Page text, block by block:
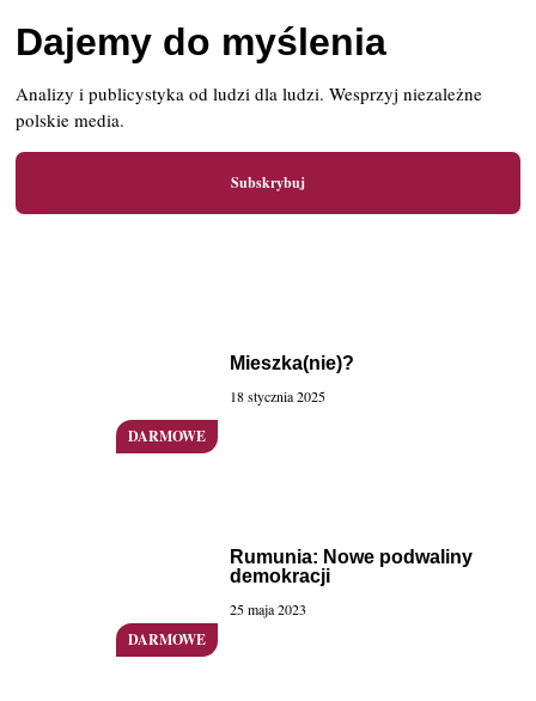
Dajemy do myślenia
Analizy i publicystyka od ludzi dla ludzi. Wesprzyj niezależne
polskie media.
Subskrybuj
Mieszka(nie)?
18 stycznia 2025
Rumunia: Nowe podwaliny
demokracji
25 maja 2023